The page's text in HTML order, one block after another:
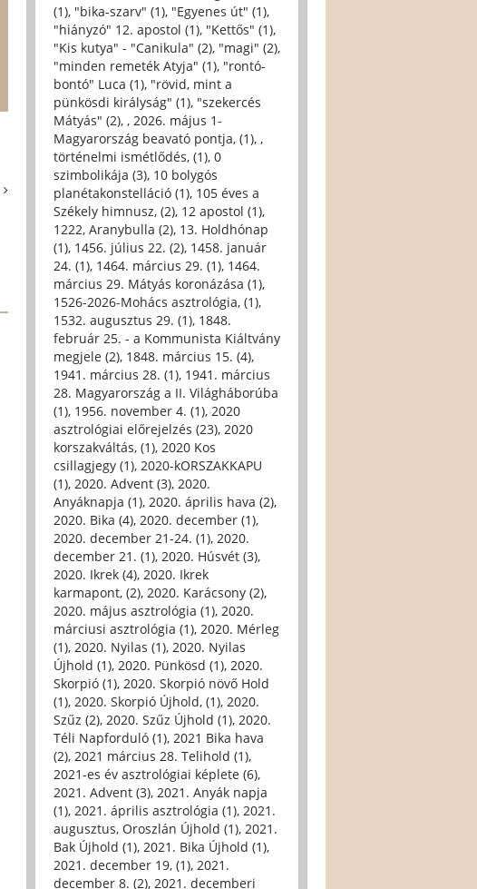
(1), "bika-szarv" (1), "Egyenes út" (1),
"hiányzó" 12. apostol (1), "Kettős" (1),
"Kis kutya" - "Canikula" (2), "magi" (2),
"minden remeték Atyja" (1), "rontó-
bontó" Luca (1), "rövid, mint a
pünkösdi királyság" (1), "szekercés
Mátyás" (2), , 2026. május 1-
Magyarország beavató pontja, (1), ,
történelmi ismétlődés, (1), 0
szimbolikája (3), 10 bolygós
planétakonstelláció (1), 105 éves a
Székely himnusz, (2), 12 apostol (1),
1222, Aranybulla (2), 13. Holdhónap
(1), 1456. július 22. (2), 1458. január
24. (1), 1464. március 29. (1), 1464.
március 29. Mátyás koronázása (1),
1526-2026-Mohács asztrológia, (1),
1532. augusztus 29. (1), 1848.
február 25. - a Kommunista Kiáltvány
megjele (2), 1848. március 15. (4),
1941. március 28. (1), 1941. március
28. Magyarország a II. Világháborúba
(1), 1956. november 4. (1), 2020
asztrológiai előrejelzés (23), 2020
korszakváltás, (1), 2020 Kos
csillagjegy (1), 2020-kORSZAKKAPU
(1), 2020. Advent (3), 2020.
Anyáknapja (1), 2020. április hava (2),
2020. Bika (4), 2020. december (1),
2020. december 21-24. (1), 2020.
december 21. (1), 2020. Húsvét (3),
2020. Ikrek (4), 2020. Ikrek
karmapont, (2), 2020. Karácsony (2),
2020. május asztrológia (1), 2020.
márciusi asztrológia (1), 2020. Mérleg
(1), 2020. Nyilas (1), 2020. Nyilas
Újhold (1), 2020. Pünkösd (1), 2020.
Skorpió (1), 2020. Skorpió növő Hold
(1), 2020. Skorpió Újhold, (1), 2020.
Szűz (2), 2020. Szűz Újhold (1), 2020.
Téli Napforduló (1), 2021 Bika hava
(2), 2021 március 28. Telihold (1),
2021-es év asztrológiai képlete (6),
2021. Advent (3), 2021. Anyák napja
(1), 2021. április asztrológia (1), 2021.
augusztus, Oroszlán Újhold (1), 2021.
Bak Újhold (1), 2021. Bika Újhold (1),
2021. december 19, (1), 2021.
december 8. (2), 2021. decemberi